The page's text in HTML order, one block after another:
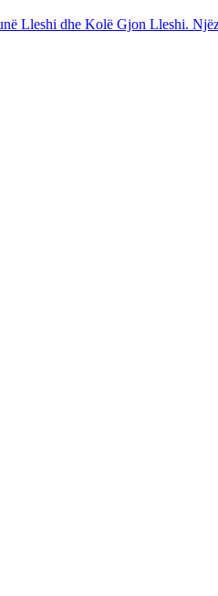
Lleshi dhe Kolë Gjon Lleshi.